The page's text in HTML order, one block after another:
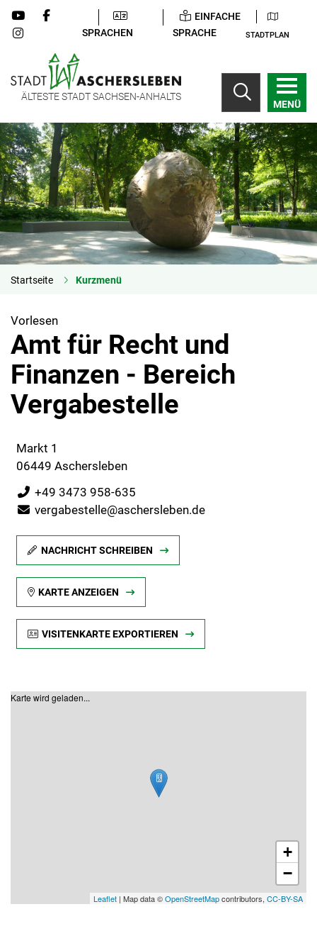
SPRACHEN
EINFACHE
SPRACHE
STADTPLAN
ÄLTESTE STADT SACHSEN-ANHALTS
MENÜ
Startseite Kurzmenü
Vorlesen
Amt für Recht und
Finanzen - Bereich
Vergabestelle
Markt 1
06449 Aschersleben
+49 3473 958-635
vergabestelle@aschersleben.de
NACHRICHT SCHREIBEN
KARTE ANZEIGEN
VISITENKARTE EXPORTIEREN
Karte wird geladen...
+
−
Leaflet | Map data ©OpenStreetMapcontributors, CC-BY-SA